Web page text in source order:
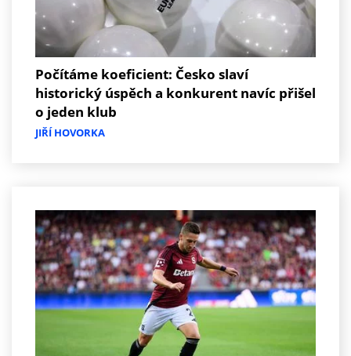
Počítáme koeficient: Česko slaví
historický úspěch a konkurent navíc přišel
o jeden klub
JIŘÍ HOVORKA